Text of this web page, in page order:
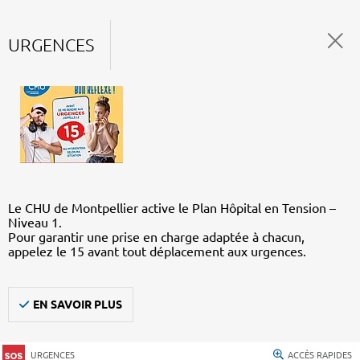
URGENCES
Le CHU de Montpellier active le Plan Hôpital en Tension –
Niveau 1.
Pour garantir une prise en charge adaptée à chacun,
appelez le 15 avant tout déplacement aux urgences.
EN SAVOIR PLUS
URGENCES ACCÈS RAPIDES